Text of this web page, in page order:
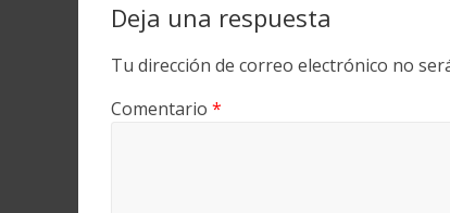
Deja una respuesta
Tu dirección de correo electrónico no
Comentario *